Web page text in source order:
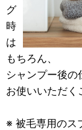
グ
時
は
もちろん、
シャンプー後の
お使いいただく
※ 被毛専用のス